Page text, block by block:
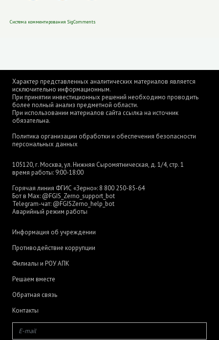
Система комментирования SigComments
Характер представленных аналитических материалов является
исключительно информационным.
При принятии инвестиционных решений необходимо проводить
более полный анализ предметной области.
При использовании материалов сайта ссылка на источник
обязательна.
Политика организации обработки и обеспечения безопасности
персональных данных
105120, г. Москва, ул. Нижняя Сыромятническая, д. 1/4, стр. 1
время работы: 9:00-18:00
Горячая линия ФГИС «Зерно»: 8 800 250-85-64
Бот в Max: @FGIS_Zerno_support_bot
Telegram-чат: @FGISZerno_help_bot
Аварийный режим работы
Информация об учреждении
Противодействие коррупции
Филиалы и РОУ АПК
Решаем вместе
Обратная связь
Контакты